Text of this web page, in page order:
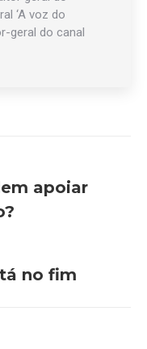
‘A voz do
geral do canal
apoiar
no fim